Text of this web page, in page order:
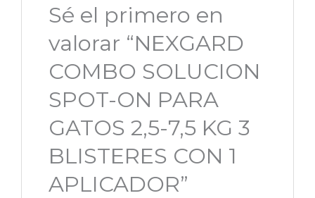
Sé el primero en
valorar “NEXGARD
COMBO SOLUCION
SPOT-ON PARA
GATOS 2,5-7,5 KG 3
BLISTERES CON 1
APLICADOR”